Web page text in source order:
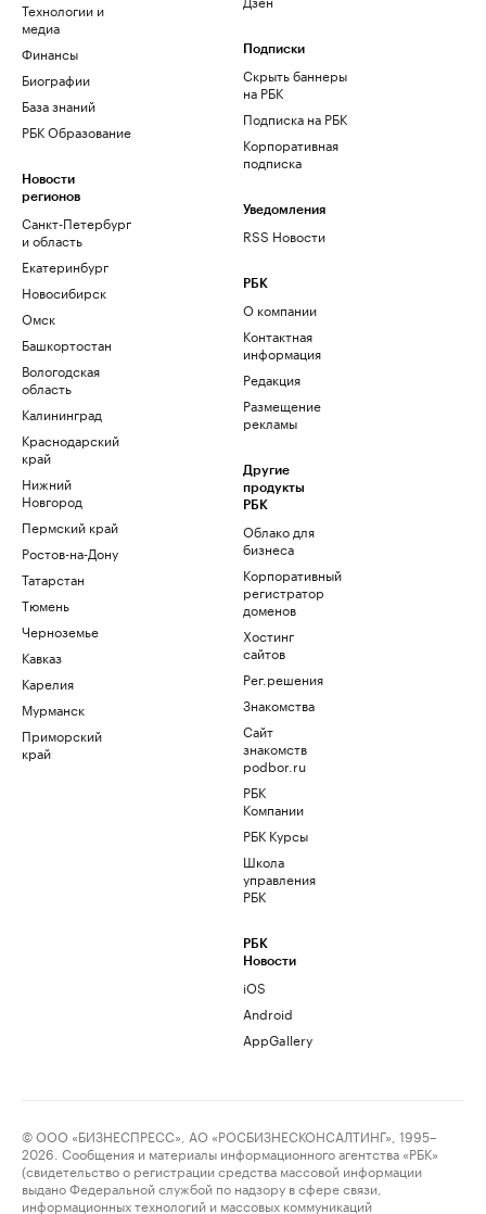
Технологии и
медиа
Финансы
Биографии
База знаний
РБК Образование
Новости
регионов
Санкт-Петербург
и область
Екатеринбург
Новосибирск
Омск
Башкортостан
Вологодская
область
Калининград
Краснодарский
край
Нижний
Новгород
Пермский край
Ростов-на-Дону
Татарстан
Тюмень
Черноземье
Кавказ
Карелия
Мурманск
Приморский
край
Подписки
Скрыть баннеры
на РБК
Подписка на РБК
Корпоративная
подписка
Уведомления
RSS Новости
РБК
О компании
Контактная
информация
Редакция
Размещение
рекламы
Другие
продукты
РБК
Облако для
бизнеса
Корпоративный
регистратор
доменов
Хостинг
сайтов
Рег.решения
Знакомства
Сайт
знакомств
podbor.ru
РБК
Компании
РБК Курсы
Школа
управления
РБК
РБК
Новости
iOS
Android
AppGallery
© ООО «БИЗНЕСПРЕСС», АО «РОСБИЗНЕСКОНСАЛТИНГ», 1995–
2026. Сообщения и материалы информационного агентства «РБК»
(свидетельство о регистрации средства массовой информации
выдано Федеральной службой по надзору в сфере связи,
информационных технологий и массовых коммуникаций